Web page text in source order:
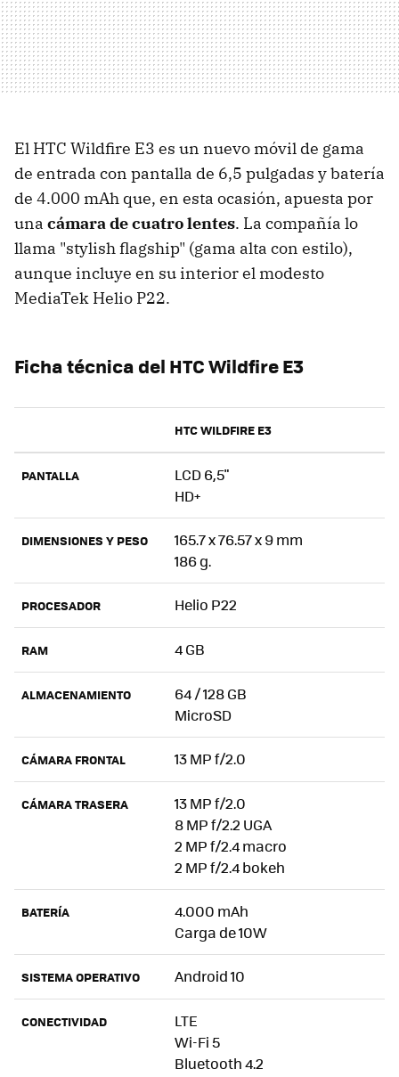
El HTC Wildfire E3 es un nuevo móvil de gama
de entrada con pantalla de 6,5 pulgadas y batería
de 4.000 mAh que, en esta ocasión, apuesta por
una cámara de cuatro lentes. La compañía lo
llama "stylish flagship" (gama alta con estilo),
aunque incluye en su interior el modesto
MediaTek Helio P22.
Ficha técnica del HTC Wildfire E3
HTC WILDFIRE E3
PANTALLA
LCD 6,5"
HD+
DIMENSIONES Y PESO
165.7 x 76.57 x 9 mm
186 g.
PROCESADOR Helio P22
RAM 4 GB
ALMACENAMIENTO
64 / 128 GB
MicroSD
CÁMARA FRONTAL 13 MP f/2.0
CÁMARA TRASERA
13 MP f/2.0
8 MP f/2.2 UGA
2 MP f/2.4 macro
2 MP f/2.4 bokeh
BATERÍA
4.000 mAh
Carga de 10W
SISTEMA OPERATIVO Android 10
CONECTIVIDAD
LTE
Wi-Fi 5
Bluetooth 4.2